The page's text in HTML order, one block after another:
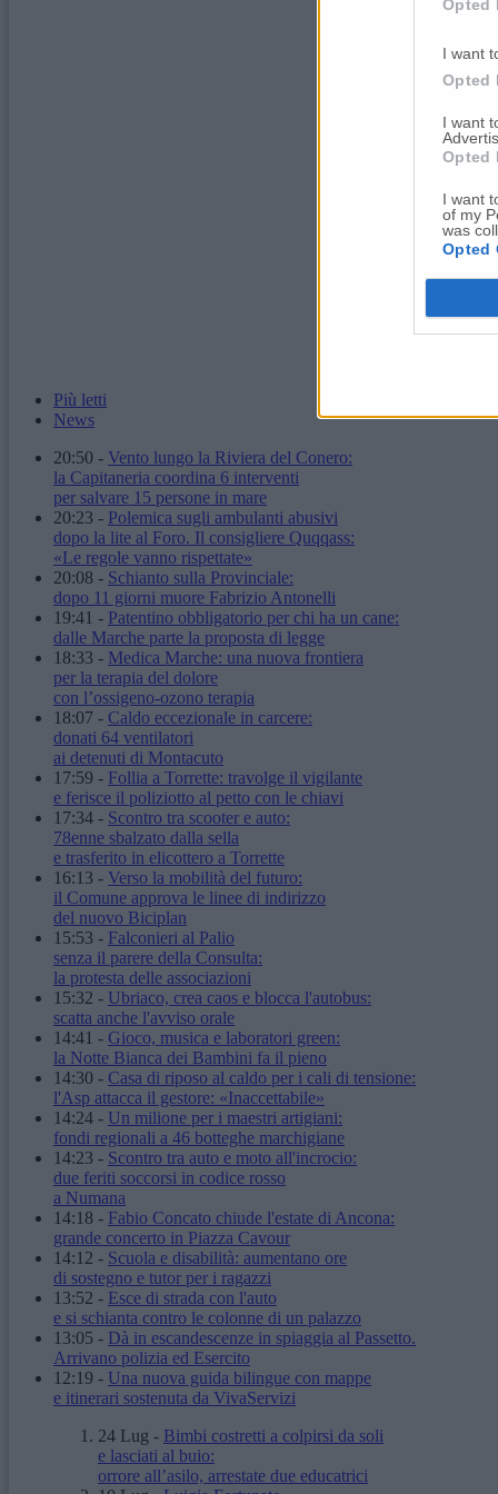
Opted
I want
Opted
I want
Opted
I want
of my
was
Opted
Più letti
News
20:50 - Vento lungo la Riviera del Conero:
la Capitaneria coordina 6 interventi
per salvare 15 persone in mare
20:23 - Polemica sugli ambulanti abusivi
dopo la lite al Foro. Il consigliere Quqqass:
«Le regole vanno rispettate»
20:08 - Schianto sulla Provinciale:
dopo 11 giorni muore Fabrizio Antonelli
19:41 - Patentino obbligatorio per chi ha un cane:
dalle Marche parte la proposta di legge
18:33 - Medica Marche: una nuova frontiera
per la terapia del dolore
con l’ossigeno-ozono terapia
18:07 - Caldo eccezionale in carcere:
donati 64 ventilatori
ai detenuti di Montacuto
17:59 - Follia a Torrette: travolge il vigilante
e ferisce il poliziotto al petto con le chiavi
17:34 - Scontro tra scooter e auto:
78enne sbalzato dalla sella
e trasferito in elicottero a Torrette
16:13 - Verso la mobilità del futuro:
il Comune approva le linee di indirizzo
del nuovo Biciplan
15:53 - Falconieri al Palio
senza il parere della Consulta:
la protesta delle associazioni
15:32 - Ubriaco, crea caos e blocca l'autobus:
scatta anche l'avviso orale
14:41 - Gioco, musica e laboratori green:
la Notte Bianca dei Bambini fa il pieno
14:30 - Casa di riposo al caldo per i cali di tensione:
l'Asp attacca il gestore: «Inaccettabile»
14:24 - Un milione per i maestri artigiani:
fondi regionali a 46 botteghe marchigiane
14:23 - Scontro tra auto e moto all'incrocio:
due feriti soccorsi in codice rosso
a Numana
14:18 - Fabio Concato chiude l'estate di Ancona:
grande concerto in Piazza Cavour
14:12 - Scuola e disabilità: aumentano ore
di sostegno e tutor per i ragazzi
13:52 - Esce di strada con l'auto
e si schianta contro le colonne di un palazzo
13:05 - Dà in escandescenze in spiaggia al Passetto.
Arrivano polizia ed Esercito
12:19 - Una nuova guida bilingue con mappe
e itinerari sostenuta da VivaServizi
24 Lug - Bimbi costretti a colpirsi da soli
e lasciati al buio:
orrore all’asilo, arrestate due educatrici